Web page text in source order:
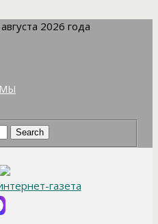
2026 года
газета